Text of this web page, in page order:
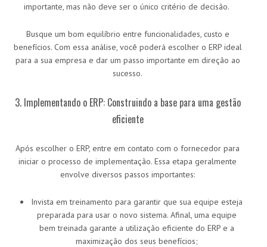
importante, mas não deve ser o único critério de decisão.
Busque um bom equilíbrio entre funcionalidades, custo e
benefícios. Com essa análise, você poderá escolher o ERP ideal
para a sua empresa e dar um passo importante em direção ao
sucesso.
3. Implementando o ERP: Construindo a base para uma gestão
eficiente
Após escolher o ERP, entre em contato com o fornecedor para
iniciar o processo de implementação. Essa etapa geralmente
envolve diversos passos importantes:
Invista em treinamento para garantir que sua equipe esteja
preparada para usar o novo sistema. Afinal, uma equipe
bem treinada garante a utilização eficiente do ERP e a
maximização dos seus benefícios;